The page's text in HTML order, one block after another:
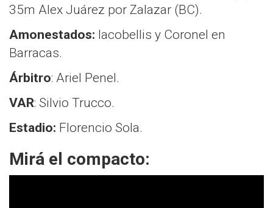
35m Alex Juárez por Zalazar (BC).
Amonestados: Iacobellis y Coronel en
Barracas.
Árbitro: Ariel Penel.
VAR: Silvio Trucco.
Estadio: Florencio Sola.
Mirá el compacto: